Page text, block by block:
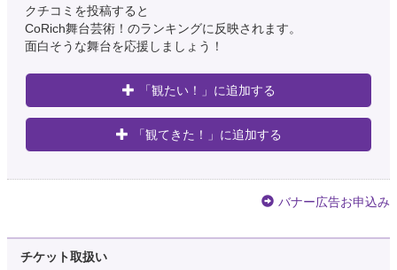
クチコミを投稿すると
CoRich舞台芸術！のランキングに反映されます。
面白そうな舞台を応援しましょう！
「観たい！」に追加する
「観てきた！」に追加する
バナー広告お申込み
チケット取扱い